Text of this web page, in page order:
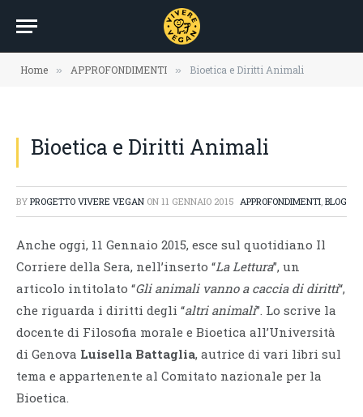
Home » APPROFONDIMENTI » Bioetica e Diritti Animali
Bioetica e Diritti Animali
BY PROGETTO VIVERE VEGAN ON 11 GENNAIO 2015 APPROFONDIMENTI, BLOG
Anche oggi, 11 Gennaio 2015, esce sul quotidiano Il
Corriere della Sera, nell’inserto “La Lettura”, un
articolo intitolato “Gli animali vanno a caccia di diritti“,
che riguarda i diritti degli “altri animali”. Lo scrive la
docente di Filosofia morale e Bioetica all’Università
di Genova Luisella Battaglia, autrice di vari libri sul
tema e appartenente al Comitato nazionale per la
Bioetica.